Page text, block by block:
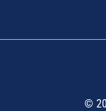
©